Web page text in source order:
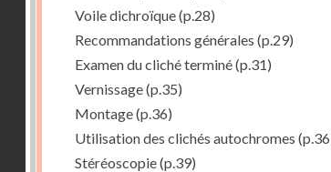
Voile dichroïque(p.28)
Recommandations générales (p.29)
Examen du cliché terminé(p.31)
Vernissage(p.35)
Montage(p.36)
Utilisation des clichés autochromes
Stéréoscopie(p.39)